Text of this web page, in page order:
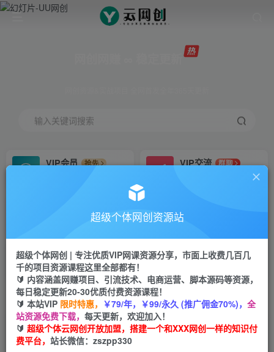
输入关键词搜索
VIP会员
抢先
VIP交流
群聊
研究探讨更多创业项目路子。
会员专属推广链接
招募站长
挂机
项目
脚本卡密
APP下载
GO
首页 创业课程 会员免费 正文
许老大流量爆锤法，小餐饮做大进修课，一年
1000家店亲身案例大公开
超级个体网创资源站
超级个体网创 | 专注优质VIP网课资源分享，市面上收费几百几
千的项目资源课程这里全部都有！
🔰 内容涵盖网赚项目、引流技术、电商运营、脚本源码等资源，
每日稳定更新20-30优质付费资源课程！
🔰 本站VIP 限时特惠， ￥79/年，￥99/永久 (推广佣金70%)， 全
站资源免费下载， 每天更新，欢迎加入！
🔰 超级个体云网创开放加盟，搭建一个和XXX网创一样的知识付
费平台， 站长微信：zszpp330